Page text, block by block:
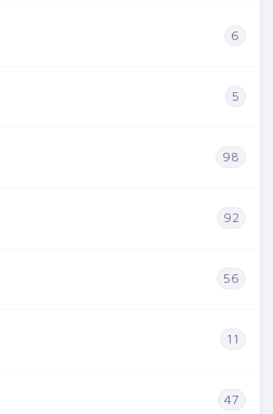
6
5
98
92
56
11
47